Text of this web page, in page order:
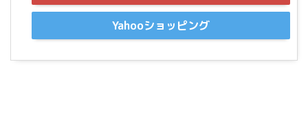
Yahooショッピング